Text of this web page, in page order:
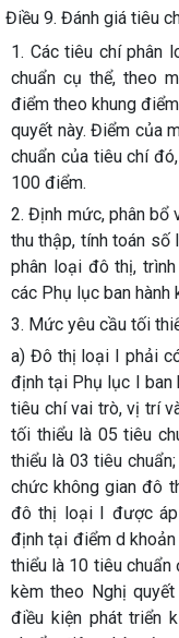
Điều 9. Đánh giá tiêu
1. Các tiêu chí phân
chuẩn cụ thể, theo
điểm theo khung
quyết này. Điểm của
chuẩn của tiêu chí
100 điểm.
2. Định mức, phân bổ
thu thập, tính toán số
phân loại đô thị,
các Phụ lục ban hành
3. Mức yêu cầu tối
a) Đô thị loại I phải
định tại Phụ lục I ban
tiêu chí vai trò, vị trí
tối thiểu là 05 tiêu
thiểu là 03 tiêu
chức không gian đô
đô thị loại I được áp
định tại điểm d
thiểu là 10 tiêu
kèm theo Nghị
điều kiện phát triển